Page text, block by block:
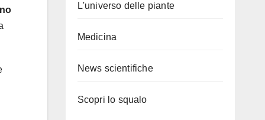
L'universo delle piante
Medicina
News scientifiche
Scopri lo squalo